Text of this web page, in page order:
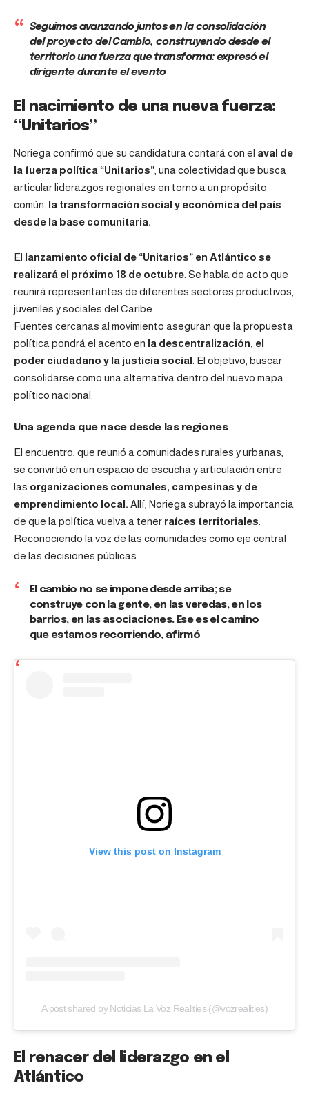
Seguimos avanzando juntos en la consolidación
del proyecto del Cambio, construyendo desde el
territorio una fuerza que transforma: expresó el
dirigente durante el evento
El nacimiento de una nueva fuerza:
“Unitarios”
Noriega confirmó que su candidatura contará con el aval de
la fuerza política “Unitarios” , una colectividad que busca
articular liderazgos regionales en torno a un propósito
común: la transformación social y económica del país
desde la base comunitaria.
El lanzamiento oficial de “Unitarios” en Atlántico se
realizará el próximo 18 de octubre . Se habla de acto que
reunirá representantes de diferentes sectores productivos,
juveniles y sociales del Caribe.
Fuentes cercanas al movimiento aseguran que la propuesta
política pondrá el acento en la descentralización, el
poder ciudadano y la justicia social . El objetivo, buscar
consolidarse como una alternativa dentro del nuevo mapa
político nacional.
Una agenda que nace desde las regiones
El encuentro, que reunió a comunidades rurales y urbanas,
se convirtió en un espacio de escucha y articulación entre
las organizaciones comunales, campesinas y de
emprendimiento local. Allí, Noriega subrayó la importancia
de que la política vuelva a tener raíces territoriales
Reconociendo la voz de las comunidades como eje central
de las decisiones públicas.
El cambio no se impone desde arriba; se
construye con la gente, en las veredas, en los
barrios, en las asociaciones. Ese es el camino
que estamos recorriendo, afirmó
View this post on Instagram
A post shared by Noticias La Voz Realities (@vozrealities)
El renacer del liderazgo en el
Atlántico